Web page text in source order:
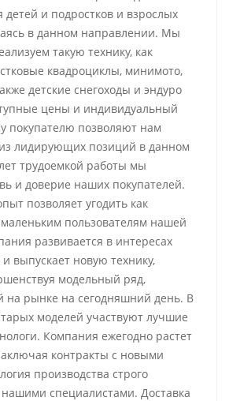
детей и подростков и взрослых
в данном направлении. Мы
такую технику, как
квадроциклы, минимото,
детские снегоходы и эндуро
цены и индивидуальный
покупателю позволяют нам
лидирующих позиций в данном
трудоемкой работы мы
и доверие наших покупателей.
позволяет угодить как
пользователям нашей
развивается в интересах
выпускает новую технику,
модельный ряд,
на рынке на сегодняшний день. В
моделей участвуют лучшие
Компания ежегодно растет
контракты с новыми
производства строго
нашими специалистами. Доставка